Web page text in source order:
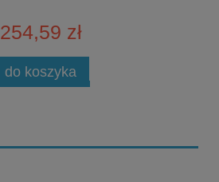
254,59 zł
do koszyka